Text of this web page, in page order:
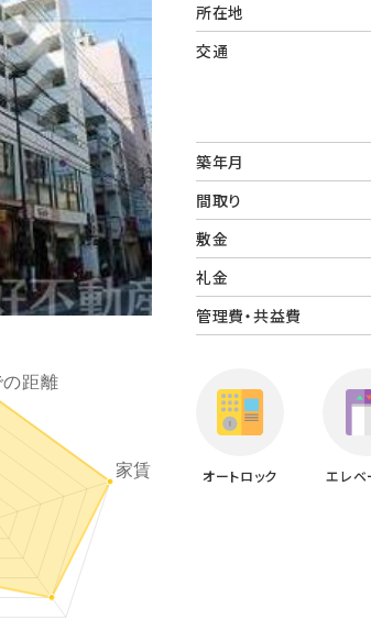
所在地
交通
築年月
間取り
敷金
礼金
管理費・共益費
オートロック エレベ